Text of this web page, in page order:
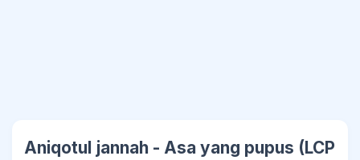
Aniqotul jannah - Asa yang pupus (LCP